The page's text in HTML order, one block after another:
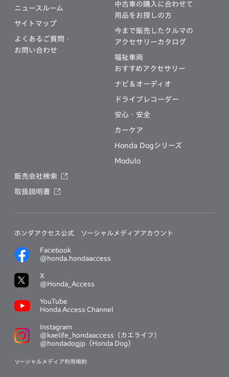
ニュースルーム
サイトマップ
よくあるご質問・
お問い合わせ
中古車の購入に合わせて
用品をお探しの方
今まで販売したクルマの
アクセサリーカタログ
福祉車両
おすすめアクセサリー
ナビ＆オーディオ
ドライブレコーダー
安心・安全
カーケア
Honda Dogシリーズ
Modulo
販売会社検索
取扱説明書
ホンダアクセス公式 ソーシャルメディアアカウント
Facebook
@honda.hondaaccess
X
@Honda_Access
YouTube
Honda Access Channel
Instagram
@kaelife_hondaaccess（カエライフ）
@hondadogjp（Honda Dog）
ソーシャルメディア利用規約